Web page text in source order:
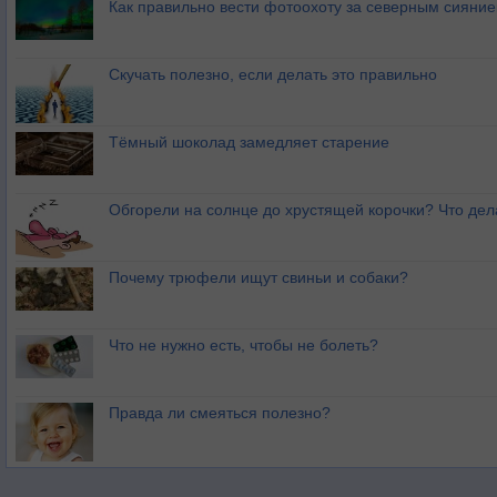
Как правильно вести фотоохоту за северным
Скучать полезно, если делать это правильно
Тёмный шоколад замедляет старение
Обгорели на солнце до хрустящей корочки? Что
Почему трюфели ищут свиньи и собаки?
Что не нужно есть, чтобы не болеть?
Правда ли смеяться полезно?